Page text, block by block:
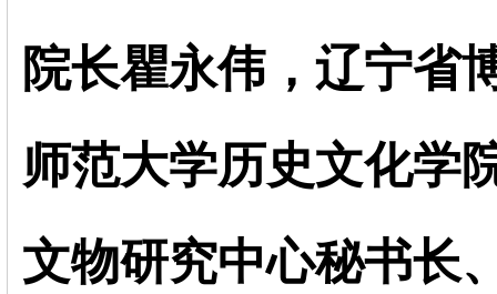
院长瞿永伟，辽宁省
师范大学历史文化学
文物研究中心秘书长